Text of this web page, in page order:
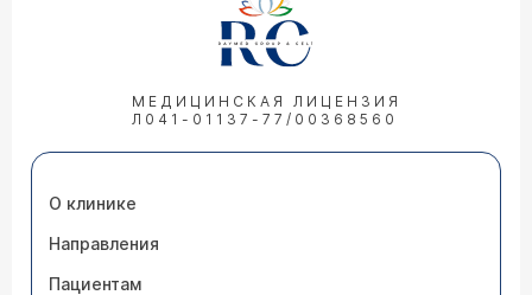
МЕДИЦИНСКАЯ ЛИЦЕНЗИЯ
Л041-01137-77/00368560
О клинике
Направления
Пациентам